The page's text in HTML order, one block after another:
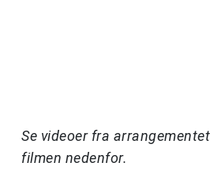
Se videoer fra
filmen nedenfor.